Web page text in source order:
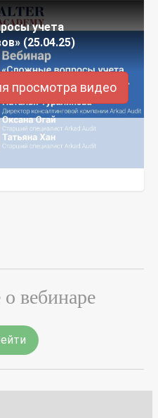
учета
(25.04.25)
просмотра видео
вебинаре